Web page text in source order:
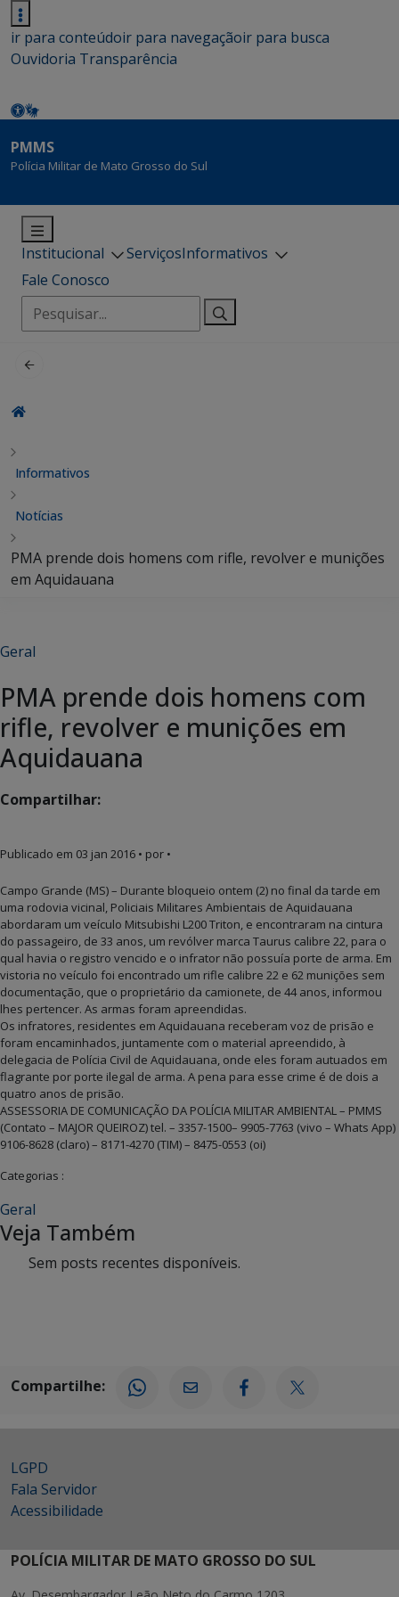
ir para conteúdoir para navegaçãoir para busca
Ouvidoria Transparência
PMMS
Polícia Militar de Mato Grosso do Sul
Institucional ServiçosInformativos
Fale Conosco
Pesquisar
por:
Informativos
Notícias
PMA prende dois homens com rifle, revolver e munições
em Aquidauana
Geral
PMA prende dois homens com
rifle, revolver e munições em
Aquidauana
Compartilhar:
Publicado em 03 jan 2016 • por •
Campo Grande (MS) – Durante bloqueio ontem (2) no final da tarde em
uma rodovia vicinal, Policiais Militares Ambientais de Aquidauana
abordaram um veículo Mitsubishi L200 Triton, e encontraram na cintura
do passageiro, de 33 anos, um revólver marca Taurus calibre 22, para o
qual havia o registro vencido e o infrator não possuía porte de arma. Em
vistoria no veículo foi encontrado um rifle calibre 22 e 62 munições sem
documentação, que o proprietário da camionete, de 44 anos, informou
lhes pertencer. As armas foram apreendidas.
Os infratores, residentes em Aquidauana receberam voz de prisão e
foram encaminhados, juntamente com o material apreendido, à
delegacia de Polícia Civil de Aquidauana, onde eles foram autuados em
flagrante por porte ilegal de arma. A pena para esse crime é de dois a
quatro anos de prisão.
ASSESSORIA DE COMUNICAÇÃO DA POLÍCIA MILITAR AMBIENTAL – PMMS
(Contato – MAJOR QUEIROZ) tel. – 3357-1500– 9905-7763 (vivo – Whats App)
9106-8628 (claro) – 8171-4270 (TIM) – 8475-0553 (oi)
Categorias :
Geral
Veja Também
Sem posts recentes disponíveis.
Compartilhe:
LGPD
Fala Servidor
Acessibilidade
POLÍCIA MILITAR DE MATO GROSSO DO SUL